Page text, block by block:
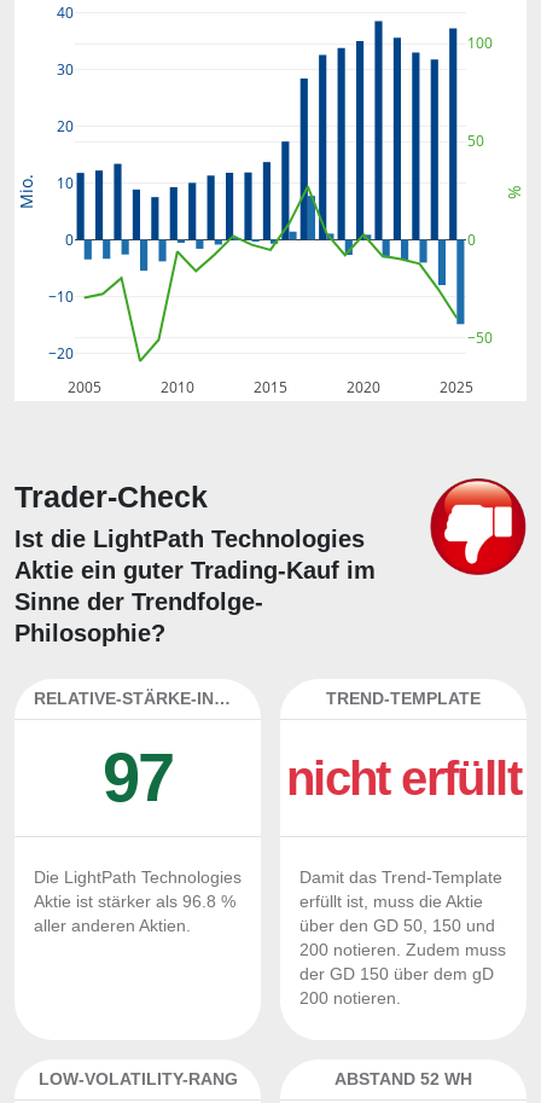
2005 2010 2015 2020 2025
−20
−10
0
10
20
30
40
−50
0
50
100
Mio. %
Trader-Check
Ist die LightPath Technologies
Aktie ein guter Trading-Kauf im
Sinne der Trendfolge-
Philosophie?
RELATIVE-STÄRKE-INDEX
97
Die LightPath Technologies
Aktie ist stärker als 96.8 %
aller anderen Aktien.
TREND-TEMPLATE
nicht erfüllt
Damit das Trend-Template
erfüllt ist, muss die Aktie
über den GD 50, 150 und
200 notieren. Zudem muss
der GD 150 über dem gD
200 notieren.
LOW-VOLATILITY-RANG ABSTAND 52 WH